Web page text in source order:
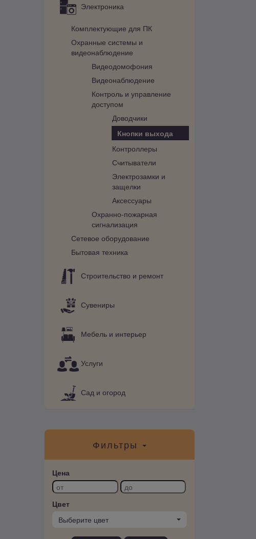
Электроника
Комплектующие для ПК
Охранные системы и
видеонаблюдение
Видеодомофония
Видеонаблюдение
Контроль и управление
доступом
Доводчики
Кнопки выхода
Контроллеры
Считыватели
Электрозамки и
защелки
Аксессуары
Охранно-пожарная
сигнализация
Сетевое оборудование
Бытовая техника
Строительство и ремонт
Сувениры
Мебель и интерьер
Услуги
Сад и огород
Фильтры
Цена
Цвет
Выберите цвет